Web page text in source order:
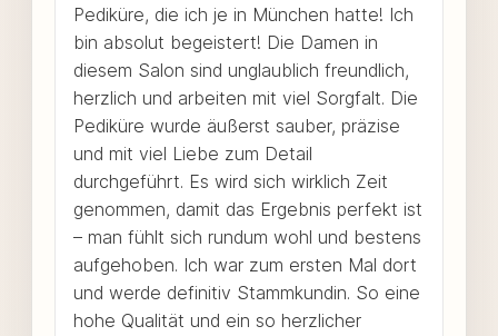
Pediküre, die ich je in München hatte! Ich
bin absolut begeistert! Die Damen in
diesem Salon sind unglaublich freundlich,
herzlich und arbeiten mit viel Sorgfalt. Die
Pediküre wurde äußerst sauber, präzise
und mit viel Liebe zum Detail
durchgeführt. Es wird sich wirklich Zeit
genommen, damit das Ergebnis perfekt ist
– man fühlt sich rundum wohl und bestens
aufgehoben. Ich war zum ersten Mal dort
und werde definitiv Stammkundin. So eine
hohe Qualität und ein so herzlicher